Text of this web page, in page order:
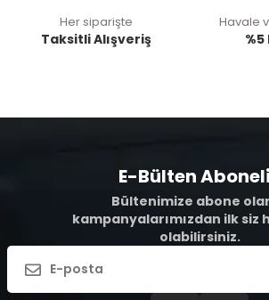
Her siparişte
Taksitli Alışveriş
Havale
E-Bülten
Bültenimize abone
kampanyalarımızdan ilk siz
olabilirsiniz.